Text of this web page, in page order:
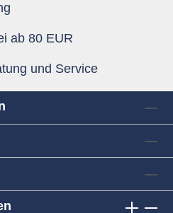
ab 80 EUR
und Service